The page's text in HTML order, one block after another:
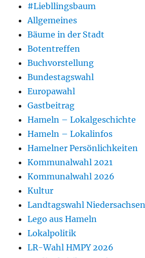
#Liebllingsbaum
Allgemeines
Bäume in der Stadt
Botentreffen
Buchvorstellung
Bundestagswahl
Europawahl
Gastbeitrag
Hameln – Lokalgeschichte
Hameln – Lokalinfos
Hamelner Persönlichkeiten
Kommunalwahl 2021
Kommunalwahl 2026
Kultur
Landtagswahl Niedersachsen
Lego aus Hameln
Lokalpolitik
LR-Wahl HMPY 2026